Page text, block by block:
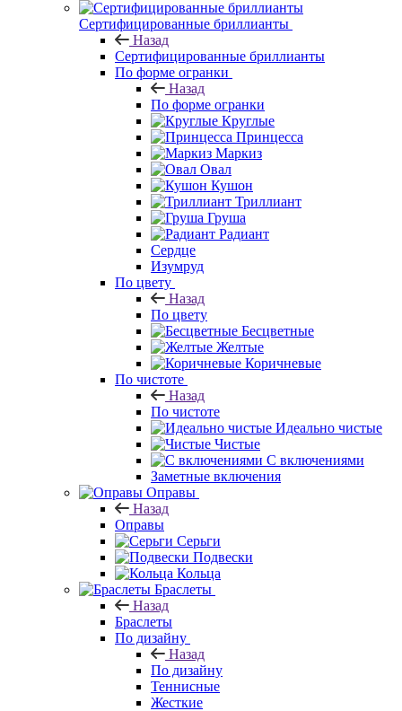
Сертифицированные бриллианты
Назад
Сертифицированные бриллианты
По форме огранки
Назад
По форме огранки
Круглые
Принцесса
Маркиз
Овал
Кушон
Триллиант
Груша
Радиант
Сердце
Изумруд
По цвету
Назад
По цвету
Бесцветные
Желтые
Коричневые
По чистоте
Назад
По чистоте
Идеально чистые
Чистые
С включениями
Заметные включения
Оправы
Назад
Оправы
Серьги
Подвески
Кольца
Браслеты
Назад
Браслеты
По дизайну
Назад
По дизайну
Теннисные
Жесткие